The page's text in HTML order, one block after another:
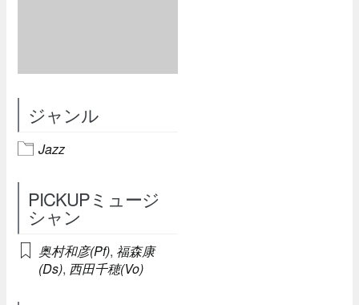
ジャンル
Jazz
PICKUPミュージ
シャン
奥村和彦(Pf), 福森康
(Ds), 西田千穂(Vo)